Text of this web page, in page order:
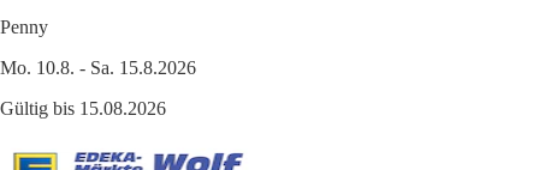
Penny
Mo. 10.8. - Sa. 15.8.2026
Gültig bis 15.08.2026